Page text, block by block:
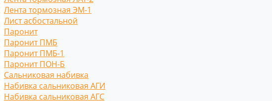
Лента тормозная ЭМ-1
Лист асбостальной
Паронит
Паронит ПМБ
Паронит ПМБ-1
Паронит ПОН-Б
Сальниковая набивка
Набивка сальниковая АГИ
Набивка сальниковая АГС